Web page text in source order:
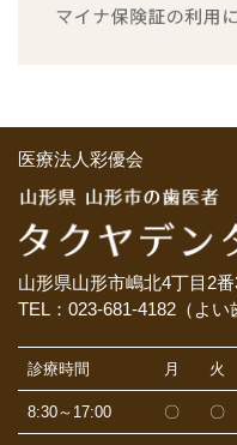
医療法人彩優会
山形県山形市嶋北4丁目2
TEL：023-681-4182（よい
診療時間 月 火
8:30～17:00 〇 〇